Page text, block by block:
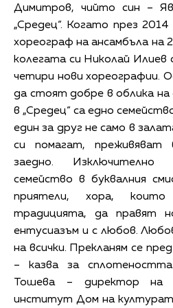
Димитров, чийто син –
„Средец“. Когато през
хореограф на ансамбъла на
колегата си Николай
четири нови хореографии.
да стоят добре в облика на
в „Средец“ са едно
един за друг не само в
си помагат, преживяват
заедно. Изключително
семейство в буквалния
приятели, хора,
традицията, да правят
ентусиазъм и с любов.
на всички. Прекланям се
– казва за
Тошева – директор на
институт Дом на